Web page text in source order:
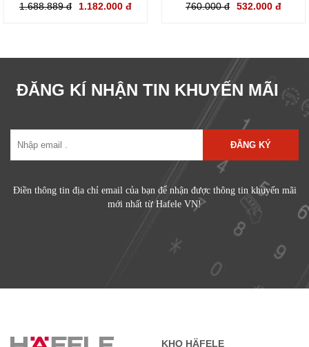
1.688.889 đ 1.182.000 đ 760.000 đ 532.000 đ
ĐĂNG KÍ NHẬN TIN KHUYẾN MÃI
ĐĂNG KÝ
Điền thông tin địa chỉ email của bạn để nhận được thông tin khuyến mãi
mới nhất từ Hafele VN!
KHO HÄFELE